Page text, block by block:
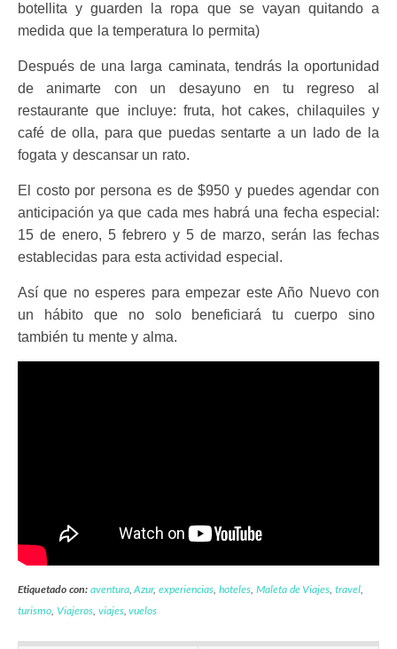
botellita y guarden la ropa que se vayan quitando a
medida que la temperatura lo permita)
Después de una larga caminata, tendrás la oportunidad
de animarte con un desayuno en tu regreso al
restaurante que incluye: fruta, hot cakes, chilaquiles y
café de olla, para que puedas sentarte a un lado de la
fogata y descansar un rato.
El costo por persona es de $950 y puedes agendar con
anticipación ya que cada mes habrá una fecha especial:
15 de enero, 5 febrero y 5 de marzo, serán las fechas
establecidas para esta actividad especial.
Así que no esperes para empezar este Año Nuevo con
un hábito que no solo beneficiará tu cuerpo sino
también tu mente y alma.
Etiquetado con: aventura,Azur,experiencias ,hoteles Maleta de Viajes ,travel
turismo Viajeros, viajes,vuelos